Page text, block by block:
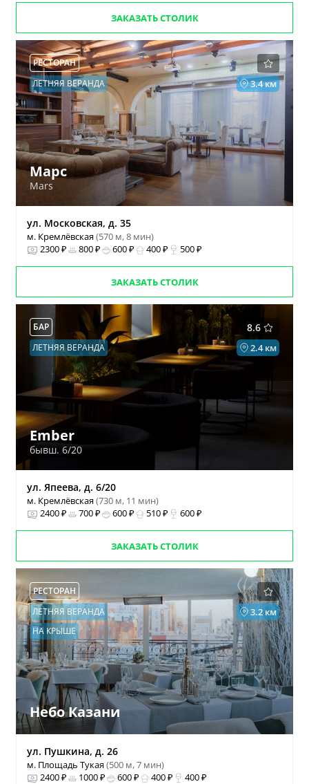
ЗАКАЗАТЬ СТОЛИК
РЕСТОРАН
3.4 км
ЛЕТНЯЯ ВЕРАНДА
Марс
Mars
ул. Московская, д. 35
м. Кремлёвская(570 м, 8 мин)
2300 ₽
800 ₽ 600 ₽ 400 ₽ 500 ₽
ЗАКАЗАТЬ СТОЛИК
8.6
БАР
2.4 км
ЛЕТНЯЯ ВЕРАНДА
Ember
бывш. 6/20
ул. Япеева, д. 6/20
м. Кремлёвская(730 м, 11 мин)
2400 ₽
700 ₽ 600 ₽ 510 ₽ 600 ₽
ЗАКАЗАТЬ СТОЛИК
РЕСТОРАН
3.2 км
ЛЕТНЯЯ ВЕРАНДА
НА КРЫШЕ
Небо Казани
ул. Пушкина, д. 26
м. Площадь Тукая(500 м, 7 мин)
2400 ₽
1000 ₽ 600 ₽ 400 ₽ 400 ₽